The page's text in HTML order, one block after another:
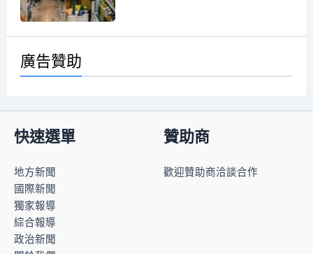
廣告贊助
快速選單
地方新聞
國際新聞
獨家報導
綜合報導
政治新聞
贊助商
歡迎贊助商洽談合作